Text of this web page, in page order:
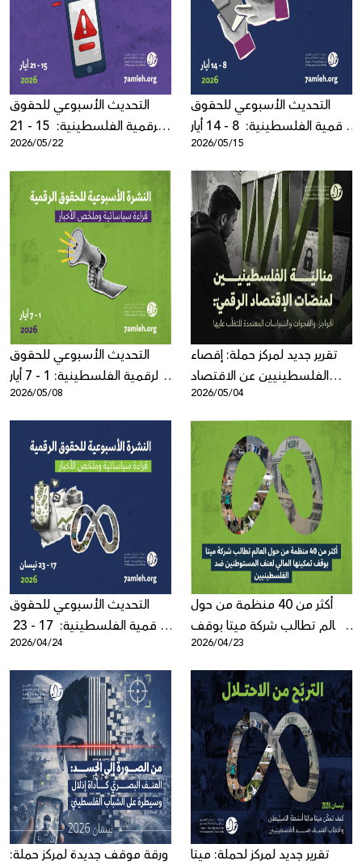
Donate
التحديث الأسبوعي للحقوق
الرقمية الفلسطينية: 15 - 21
أيار 2026
2026/05/22
التحديث الأسبوعي للحقوق
الرقمية الفلسطينية: 8 - 14 أيار
2026
2026/05/15
التحديث الأسبوعي للحقوق
الرقمية الفلسطينية: 1 - 7 أيار
2026
2026/05/08
تقرير جديد لمركز حملة: إقصاء
الفلسطينيين عن الاقتصاد
الرقمي بنيوي وممنهج
2026/05/04
التحديث الأسبوعي للحقوق
نيسان 2026
2026/04/24
أكثر من 40 منظمة من حول
العالم تطالب شركة ميتا بوقف
تمكينها المالي لعنف
المستوطنين ضد
الفلسطينيين
2026/04/23
ورقة موقف جديدة لمركز حملة:
تقرير جديد لمركز لحملة: ميتا